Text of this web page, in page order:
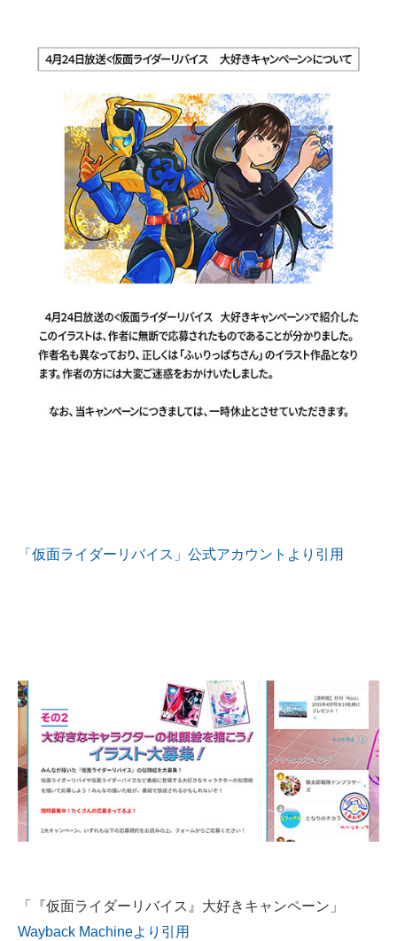
進化するPCとデバイスの未来
好きが集まる 比べて選べる
ビジネスと働き方のヒント
AI活用のいまが分かる
企業ITのトレンドを詳説
経営リーダーのコミュニティ
ITエンジニア向け専門サイト
企業向けIT製品の総合サイト
IT製品の技術・比較・事例
電子設計の基本と応用
「仮面ライダーリバイス」公式アカウントより引用
「『仮面ライダーリバイス』大好きキャンペーン」
Wayback Machineより引用